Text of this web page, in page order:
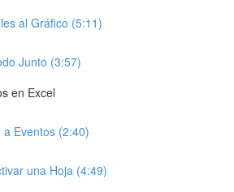
al Gráfico (5:11)
Junto (3:57)
en Excel
a Eventos (2:40)
una Hoja (4:49)